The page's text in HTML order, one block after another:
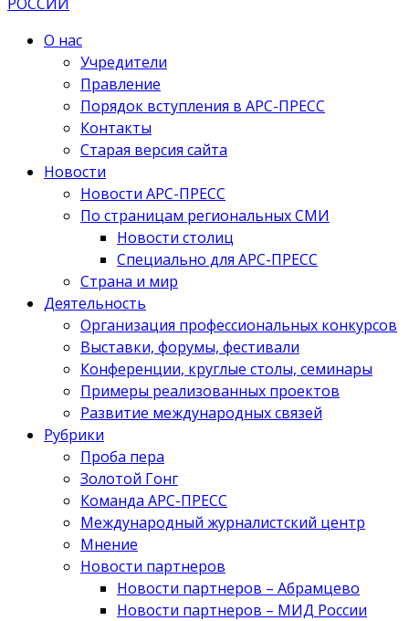
О нас
Учредители
Правление
Порядок вступления в АРС-ПРЕСС
Контакты
Старая версия сайта
Новости
Новости АРС-ПРЕСС
По страницам региональных СМИ
Новости столиц
Специально для АРС-ПРЕСС
Страна и мир
Деятельность
Организация профессиональных конкурсов
Выставки, форумы, фестивали
Конференции, круглые столы, семинары
Примеры реализованных проектов
Развитие международных связей
Рубрики
Проба пера
Золотой Гонг
Команда АРС-ПРЕСС
Международный журналистский центр
Мнение
Новости партнеров
Новости партнеров – Абрамцево
Новости партнеров – МИД России